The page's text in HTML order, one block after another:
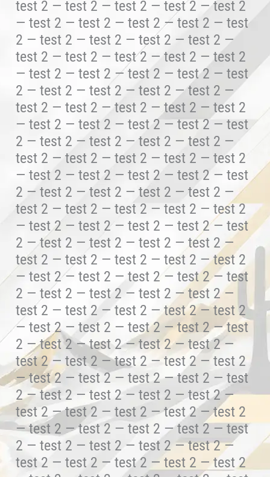
test 2 — test 2 — test 2 — test 2 — test 2
— test 2 — test 2 — test 2 — test 2 — test
2 — test 2 — test 2 — test 2 — test 2 —
test 2 — test 2 — test 2 — test 2 — test 2
— test 2 — test 2 — test 2 — test 2 — test
2 — test 2 — test 2 — test 2 — test 2 —
test 2 — test 2 — test 2 — test 2 — test 2
— test 2 — test 2 — test 2 — test 2 — test
2 — test 2 — test 2 — test 2 — test 2 —
test 2 — test 2 — test 2 — test 2 — test 2
— test 2 — test 2 — test 2 — test 2 — test
2 — test 2 — test 2 — test 2 — test 2 —
test 2 — test 2 — test 2 — test 2 — test 2
— test 2 — test 2 — test 2 — test 2 — test
2 — test 2 — test 2 — test 2 — test 2 —
test 2 — test 2 — test 2 — test 2 — test 2
— test 2 — test 2 — test 2 — test 2 — test
2 — test 2 — test 2 — test 2 — test 2 —
test 2 — test 2 — test 2 — test 2 — test 2
— test 2 — test 2 — test 2 — test 2 — test
2 — test 2 — test 2 — test 2 — test 2 —
test 2 — test 2 — test 2 — test 2 — test 2
— test 2 — test 2 — test 2 — test 2 — test
2 — test 2 — test 2 — test 2 — test 2 —
test 2 — test 2 — test 2 — test 2 — test 2
— test 2 — test 2 — test 2 — test 2 — test
2 — test 2 — test 2 — test 2 — test 2 —
test 2 — test 2 — test 2 — test 2 — test 2